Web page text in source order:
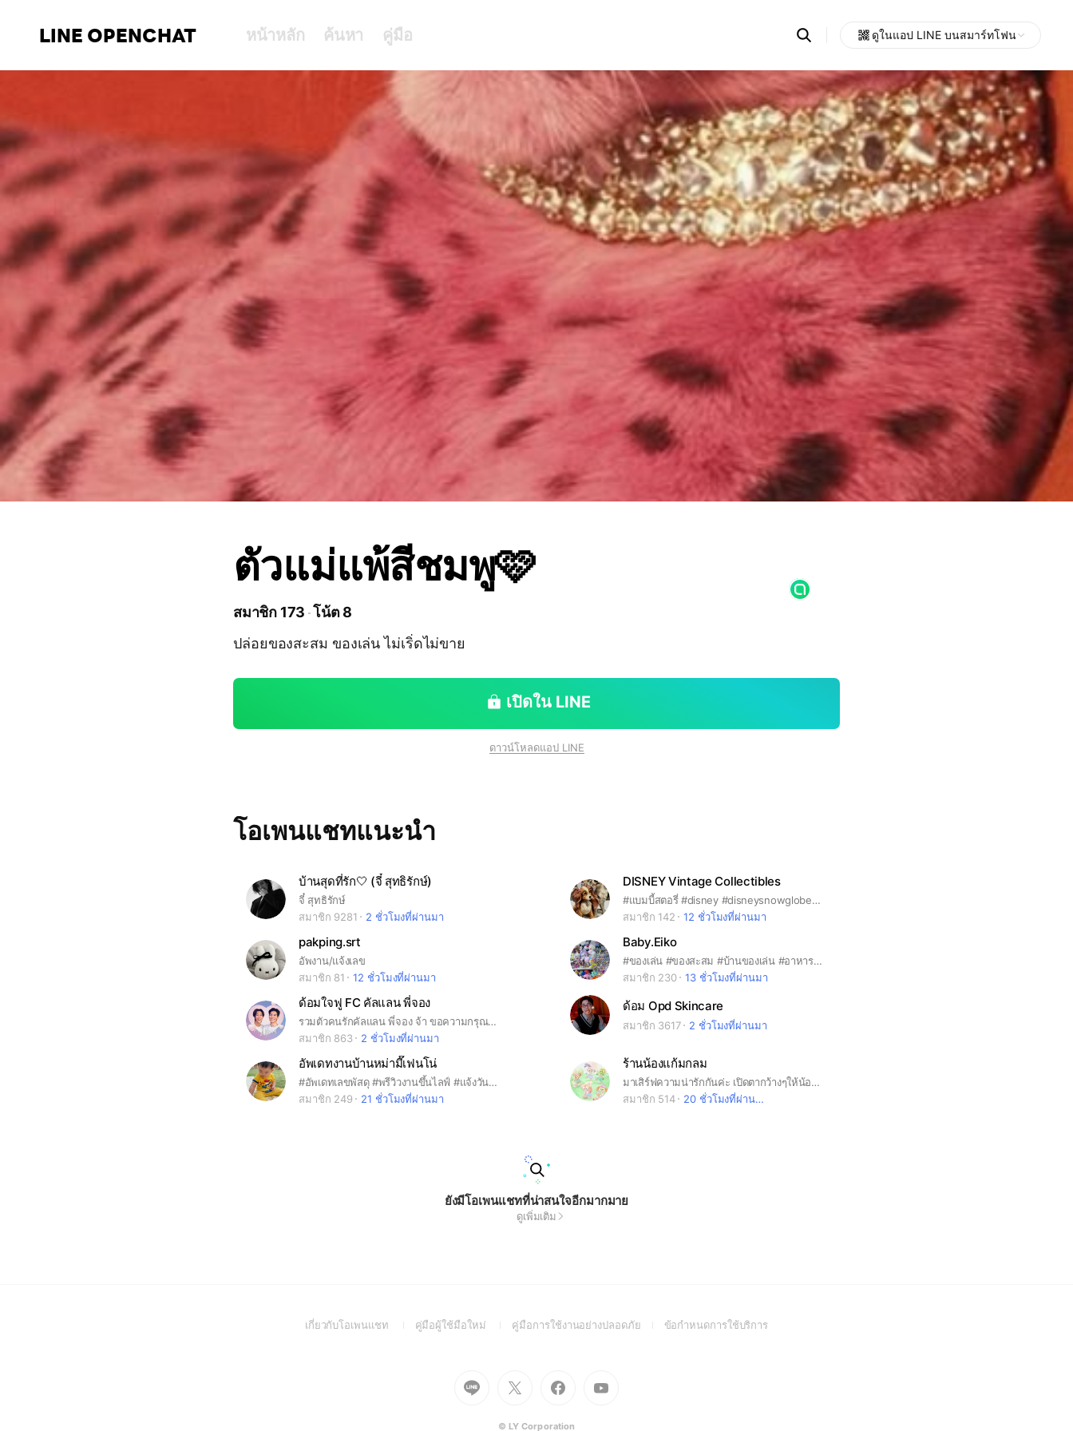
LINE OPENCHAT หน้าหลัก ค้นหา คู่มือ Search
OpenChats
messages
search
area
ดูในแอป LINE บนสมาร์ทโฟน
ตัวแม่แพ้สีชมพู🩷
สมาชิก 173 โน้ต 8
ปล่อยของสะสม ของเล่น ไม่เริ่ดไม่ขาย
เปิดใน LINE
ดาวน์โหลดแอป LINE
โอเพนแชทแนะนำ
บ้านสุดที่รัก🤍 (จี๋ สุทธิรักษ์)
จี๋ สุทธิรักษ์
สมาชิก 9281
2 ชั่วโมงที่ผ่านมา
DISNEY Vintage Collectibles
#แบมบี้สตอรี่ #disney #disneysnowglobe #disneyjimshore #disneyprincess #disneythailand #toy #toythailanf
สมาชิก 142
12 ชั่วโมงที่ผ่านมา
pakping.srt
อัพงาน/แจ้งเลข
สมาชิก 81
12 ชั่วโมงที่ผ่านมา
Baby.Eiko
#ของเล่น #ของสะสม #บ้านของเล่น #อาหารจิ๋วขนมจิ๋ว #ตามหาของ # อุปกรณ์ของเล่น #ซิลวาเนียน #จานชามเซรามิค #ดาบพิฆาต # อุซา #พวงรถ # รถของเล่น #โมเดล #อังปัง
สมาชิก 230
13 ชั่วโมงที่ผ่านมา
ด้อมใจฟู FC คัลแลน พี่จอง
รวมตัวคนรักคัลแลน พี่จอง จ้า ขอความกรุณา ไม่เน้นเรื่องดราม่า เน้นหรือแชร์เรื่องใจฟูเท่านั้นจ้า ***งดการค้าขาย โอนเงินในกลุ่มเด็ดขาดจ้า เพื่อความสงบของกลุ่ม ** มิจฉาชีพห้ามเข้า***
สมาชิก 863
2 ชั่วโมงที่ผ่านมา
ด้อม Opd Skincare
สมาชิก 3617 2 ชั่วโมงที่ผ่านมา
อัพเดทงานบ้านหม่ามี๊เฟนโน่
#อัพเดทเลขพัสดุ #พรีวิวงานขึ้นไลฟ์ #แจ้งวันเวลาไลฟ์ #ส่งรีวิวจากแม่แม่
สมาชิก 249
21 ชั่วโมงที่ผ่านมา
ร้านน้องแก้มกลม
มาเสิร์ฟความน่ารักกันค่ะ เปิดตากว้างๆให้น้องตกกันนะคะพี่ๆ😂 #ตุ๊กตา #พวงกุญแจ #ดิสนีย์ #ซาริโอ้
สมาชิก 514
20 ชั่วโมงที่ผ่านมา
ยังมีโอเพนแชทที่น่าสนใจอีกมากมาย
ดูเพิ่มเติม
เกี่ยวกับโอเพนแชท
(Openคู่มือผู้ใช้มือใหม่
(Open
window)
คู่มือการใช้งานอย่างปลอดภัย(Openข้อกำหนดการใช้บริการ(Open
Go
to
(Open
Go
to
(Open
Go
to
(Open
to
© LY Corporation